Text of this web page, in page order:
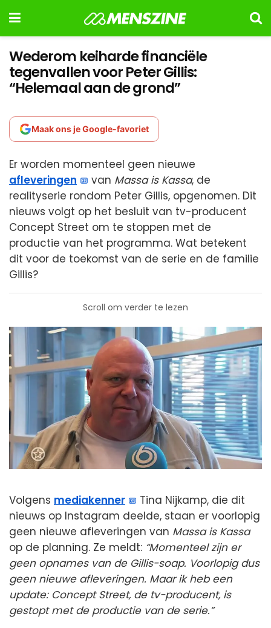
Wederom keiharde financiële
tegenvallen voor Peter Gillis:
“Helemaal aan de grond”
Maak ons je Google-favoriet
Er worden momenteel geen nieuwe
afleveringen
van Massa is Kassa, de
realityserie rondom Peter Gillis, opgenomen. Dit
nieuws volgt op het besluit van tv-producent
Concept Street om te stoppen met de
productie van het programma. Wat betekent
dit voor de toekomst van de serie en de familie
Gillis?
Scroll om verder te lezen
Volgens mediakenner
Tina Nijkamp, die dit
nieuws op Instagram deelde, staan er voorlopig
geen nieuwe afleveringen van Massa is Kassa
op de planning. Ze meldt: “Momenteel zijn er
geen opnames van de Gillis-soap. Voorlopig dus
geen nieuwe afleveringen. Maar ik heb een
update: Concept Street, de tv-producent, is
gestopt met de productie van de serie.”